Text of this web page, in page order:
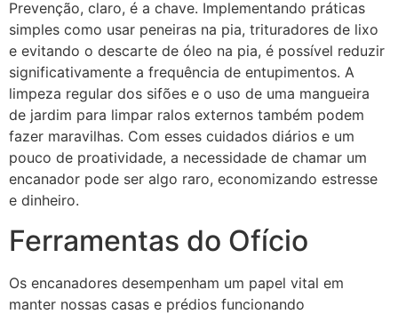
Prevenção, claro, é a chave. Implementando práticas
simples como usar peneiras na pia, trituradores de lixo
e evitando o descarte de óleo na pia, é possível reduzir
significativamente a frequência de entupimentos. A
limpeza regular dos sifões e o uso de uma mangueira
de jardim para limpar ralos externos também podem
fazer maravilhas. Com esses cuidados diários e um
pouco de proatividade, a necessidade de chamar um
encanador pode ser algo raro, economizando estresse
e dinheiro.
Ferramentas do Ofício
Os encanadores desempenham um papel vital em
manter nossas casas e prédios funcionando